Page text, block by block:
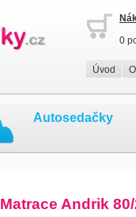
0
Úvod
Autosedačky
Matrace Andrik